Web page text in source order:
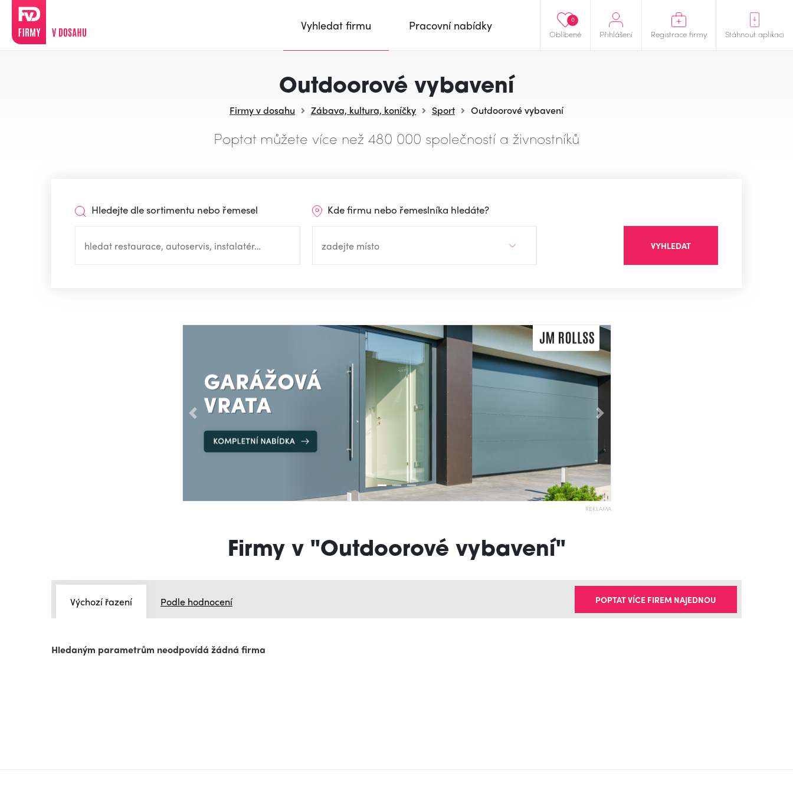
Oblíbené
0
Přihlášení Registrace firmy Stáhnout aplikaci
Vyhledat firmu Pracovní nabídky
Outdoorové vybavení
Firmy v dosahu Zábava, kultura, koníčky Sport Outdoorové vybavení
Poptat můžete více než 480 000 společností a živnostníků
Hledejte dle sortimentu nebo řemesel Kde firmu nebo řemeslníka hledáte?
VYHLEDAT
Předchozí Následující
REKLAMA
Firmy v "Outdoorové vybavení"
Výchozí řazení Podle hodnocení POPTAT VÍCE FIREM NAJEDNOU
Hledaným parametrům neodpovídá žádná firma